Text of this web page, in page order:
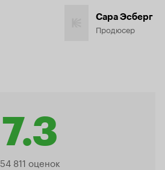
Сара Эсберг
Продюсер
7.3
Рейтинг
54 811 оценок